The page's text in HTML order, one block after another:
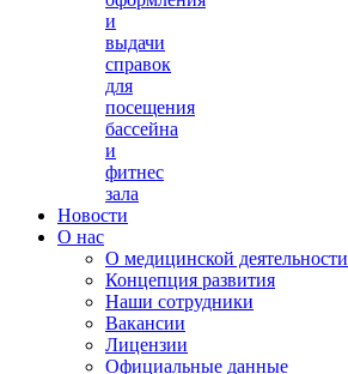
и
выдачи
справок
для
посещения
бассейна
и
фитнес
зала
Новости
О нас
О медицинской
Концепция развития
Наши сотрудники
Вакансии
Лицензии
Официальные данные